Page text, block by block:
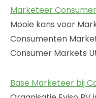
Marketeer
Mooie kans voor
Consumenten
Consumer Markets
Base Marketeer bij